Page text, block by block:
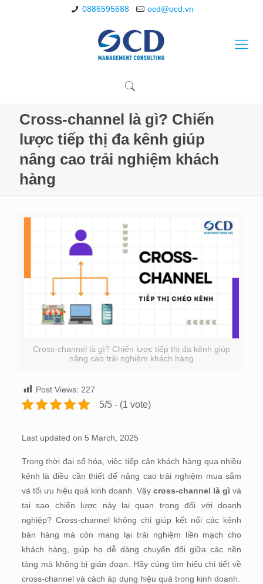
0886595688 ocd@ocd.vn
Cross-channel là gì? Chiến
lược tiếp thị đa kênh giúp
nâng cao trải nghiệm khách
hàng
Cross-channel là gì? Chiến lược tiếp thị đa kênh giúp
nâng cao trải nghiệm khách hàng
Post Views: 227
5/5 - (1 vote)
Last updated on 5 March, 2025
Trong thời đại số hóa, việc tiếp cận khách hàng qua nhiều
kênh là điều cần thiết để nâng cao trải nghiệm mua sắm
và tối ưu hiệu quả kinh doanh. Vậycross-channel là gì và
tại sao chiến lược này lại quan trọng đối với doanh
nghiệp? Cross-channel không chỉ giúp kết nối các kênh
bán hàng mà còn mang lại trải nghiệm liền mạch cho
khách hàng, giúp họ dễ dàng chuyển đổi giữa các nền
tảng mà không bị gián đoạn. Hãy cùng tìm hiểu chi tiết về
cross-channel và cách áp dụng hiệu quả trong kinh doanh.